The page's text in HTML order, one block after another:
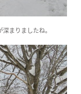
まりましたね。